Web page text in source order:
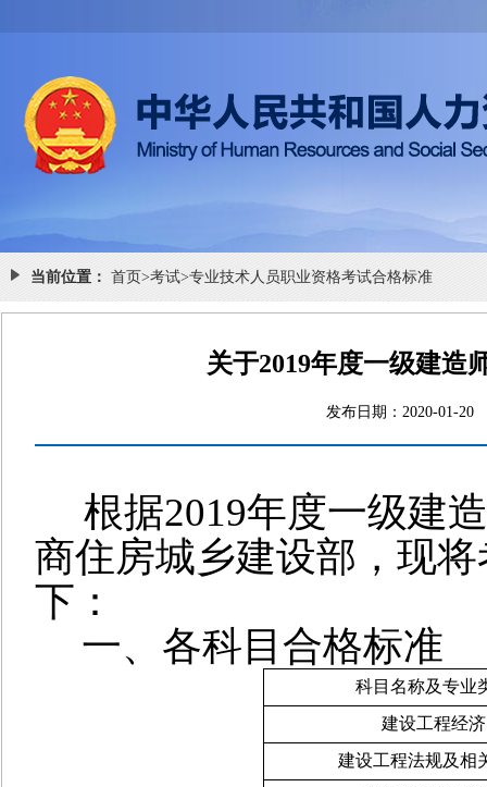
当前位置： 首页>考试>专业技术人员职业资格考试合格标准
关于2019年度一级建造
发布日期：
根据2019年度一级建
商住房城乡建设部，现
下：
一、各科目合格标准
科目名称及专业
建设工程经济
建设工程法规及相